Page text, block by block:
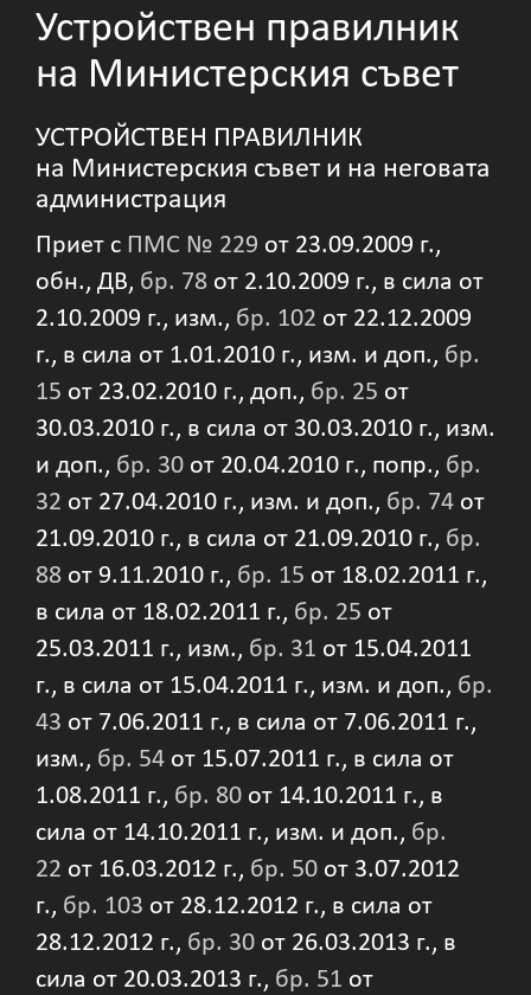
Устройствен правилник
на Министерския съвет
УСТРОЙСТВЕН ПРАВИЛНИК
на Министерския съвет и на неговата
администрация
Приет с ПМС № 229 от 23.09.2009 г.,
обн., ДВ, бр. 78 от 2.10.2009 г., в сила от
2.10.2009 г., изм., бр. 102 от 22.12.2009
г., в сила от 1.01.2010 г., изм. и доп., бр.
15 от 23.02.2010 г., доп., бр. 25 от
30.03.2010 г., в сила от 30.03.2010 г., изм.
и доп., бр. 30 от 20.04.2010 г., попр., бр.
32 от 27.04.2010 г., изм. и доп., бр. 74 от
21.09.2010 г., в сила от 21.09.2010 г., бр.
88 от 9.11.2010 г., бр. 15 от 18.02.2011 г.,
в сила от 18.02.2011 г., бр. 25 от
25.03.2011 г., изм., бр. 31 от 15.04.2011
г., в сила от 15.04.2011 г., изм. и доп., бр.
43 от 7.06.2011 г., в сила от 7.06.2011 г.,
изм., бр. 54 от 15.07.2011 г., в сила от
1.08.2011 г., бр. 80 от 14.10.2011 г., в
сила от 14.10.2011 г., изм. и доп., бр.
22 от 16.03.2012 г., бр. 50 от 3.07.2012
г., бр. 103 от 28.12.2012 г., в сила от
28.12.2012 г., бр. 30 от 26.03.2013 г., в
сила от 20.03.2013 г., бр. 51 от